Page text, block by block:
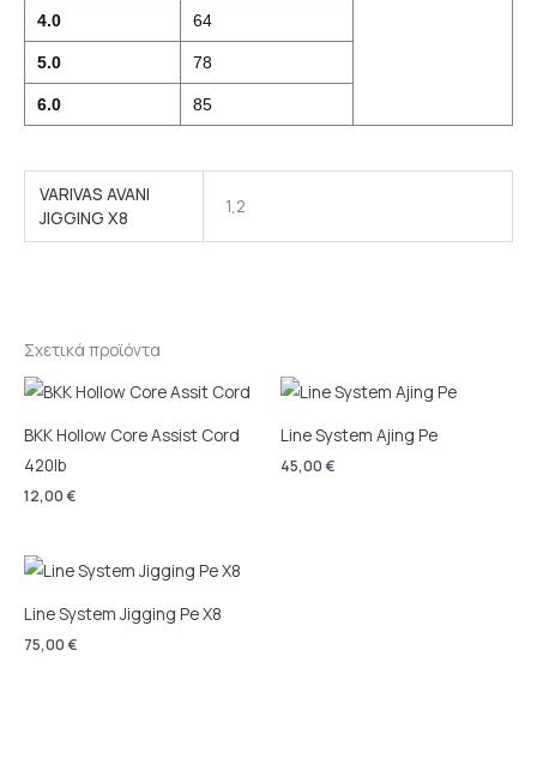
4.0 64
5.0 78
6.0 85
VARIVAS AVANI
JIGGING X8
1,2
Σχετικά προϊόντα
BKK Hollow Core Assist Cord
420lb
12,00€
Line System Ajing Pe
45,00€
Line System Jigging Pe X8
75,00€